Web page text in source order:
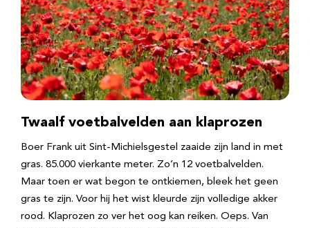
Twaalf voetbalvelden aan klaprozen
Boer Frank uit Sint-Michielsgestel zaaide zijn land in met
gras. 85.000 vierkante meter. Zo’n 12 voetbalvelden.
Maar toen er wat begon te ontkiemen, bleek het geen
gras te zijn. Voor hij het wist kleurde zijn volledige akker
rood. Klaprozen zo ver het oog kan reiken. Oeps. Van